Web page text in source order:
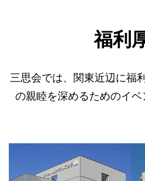
福利
三思会では、関東近辺に福
の親睦を深めるためのイベ